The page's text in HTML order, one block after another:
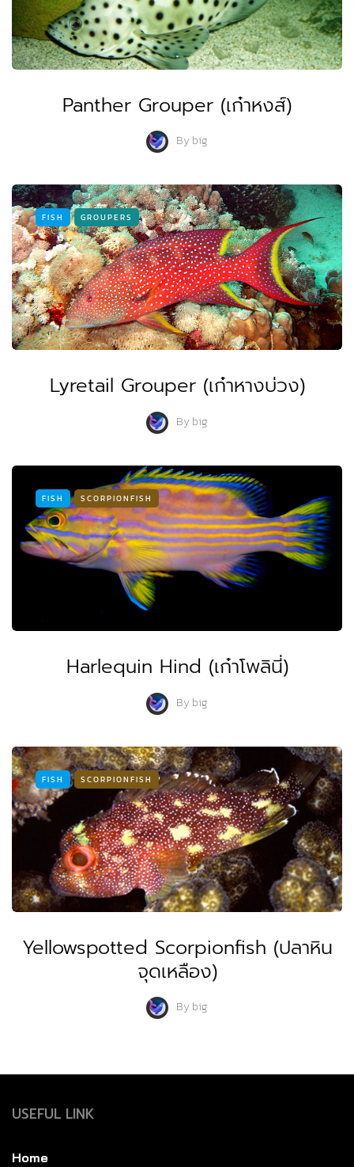
Panther Grouper (เก๋าหงส์)
Bybig
FISH GROUPERS
Lyretail Grouper (เก๋าหางบ่วง)
Bybig
FISH SCORPIONFISH
Harlequin Hind (เก๋าโพลินี่)
Bybig
FISH SCORPIONFISH
Yellowspotted Scorpionfish (ปลาหิน
จุดเหลือง)
Bybig
USEFUL LINK
Home